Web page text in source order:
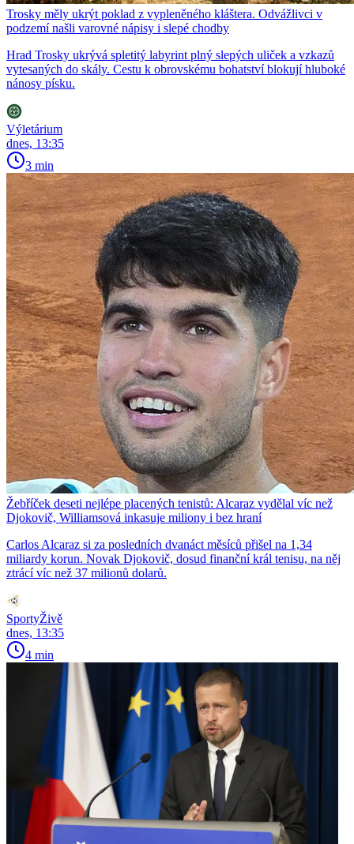
Trosky měly ukrýt poklad z vypleněného kláštera. Odvážlivci v
podzemí našli varovné nápisy i slepé chodby
Hrad Trosky ukrývá spletitý labyrint plný slepých uliček a vzkazů
vytesaných do skály. Cestu k obrovskému bohatství blokují hluboké
nánosy písku.
Výletárium
dnes, 13:35
3 min
Žebříček deseti nejlépe placených tenistů: Alcaraz vydělal víc než
Djokovič, Williamsová inkasuje miliony i bez hraní
Carlos Alcaraz si za posledních dvanáct měsíců přišel na 1,34
miliardy korun. Novak Djokovič, dosud finanční král tenisu, na něj
ztrácí víc než 37 milionů dolarů.
SportyŽivě
dnes, 13:35
4 min